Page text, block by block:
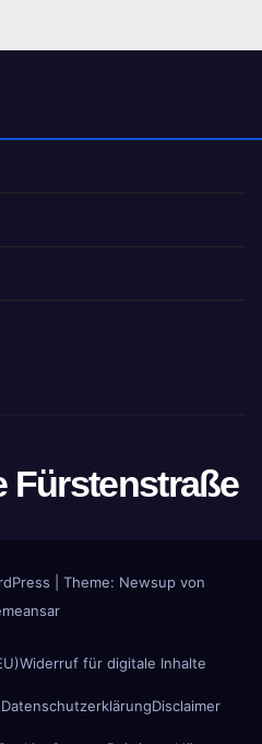
Fürstenstraße
Theme: Newsup von
Widerruf für digitale Inhalte
DatenschutzerklärungDisclaimer